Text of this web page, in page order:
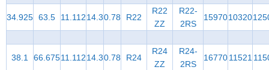
34.925 63.5 11.11214.30.78 R22
R22
ZZ
R22-
2RS
1597010320
38.1 66.67511.11214.30.78 R24
R24
ZZ
R24-
2RS
1677011521